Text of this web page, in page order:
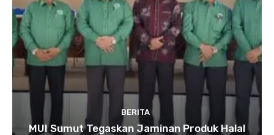
BERITA
MUI Sumut Tegaskan Jaminan Produk Halal